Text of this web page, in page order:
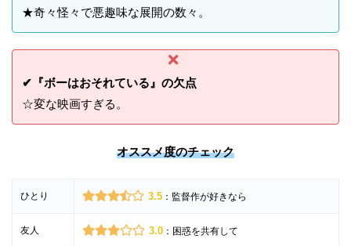
★奇々怪々で悪趣味な展開の数々。
✔『ボーはおそれている』の欠点
☆変な映画すぎる。
オススメ度のチェック
ひとり 3.5：監督作が好きなら
友人 3.0：困惑を共有して